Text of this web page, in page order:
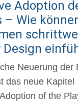
Adoption
– Wie
Design
Neuerung der
das neue Kapitel
of the